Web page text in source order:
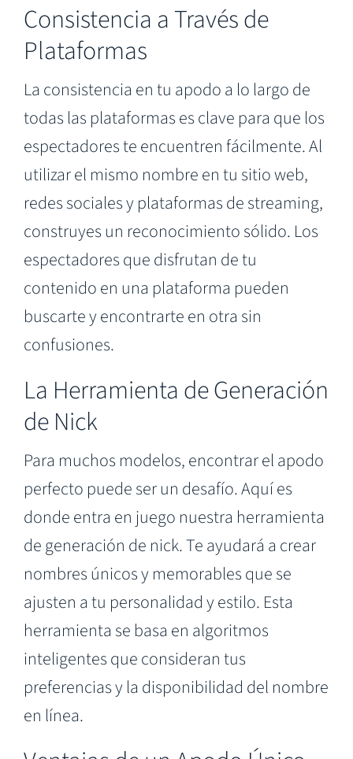
Consistencia a Través de
Plataformas
La consistencia en tu apodo a lo largo de
todas las plataformas es clave para que los
espectadores te encuentren fácilmente. Al
utilizar el mismo nombre en tu sitio web,
redes sociales y plataformas de streaming,
construyes un reconocimiento sólido. Los
espectadores que disfrutan de tu
contenido en una plataforma pueden
buscarte y encontrarte en otra sin
confusiones.
La Herramienta de Generación
de Nick
Para muchos modelos, encontrar el apodo
perfecto puede ser un desafío. Aquí es
donde entra en juego nuestra herramienta
de generación de nick. Te ayudará a crear
nombres únicos y memorables que se
ajusten a tu personalidad y estilo. Esta
herramienta se basa en algoritmos
inteligentes que consideran tus
preferencias y la disponibilidad del nombre
en línea.